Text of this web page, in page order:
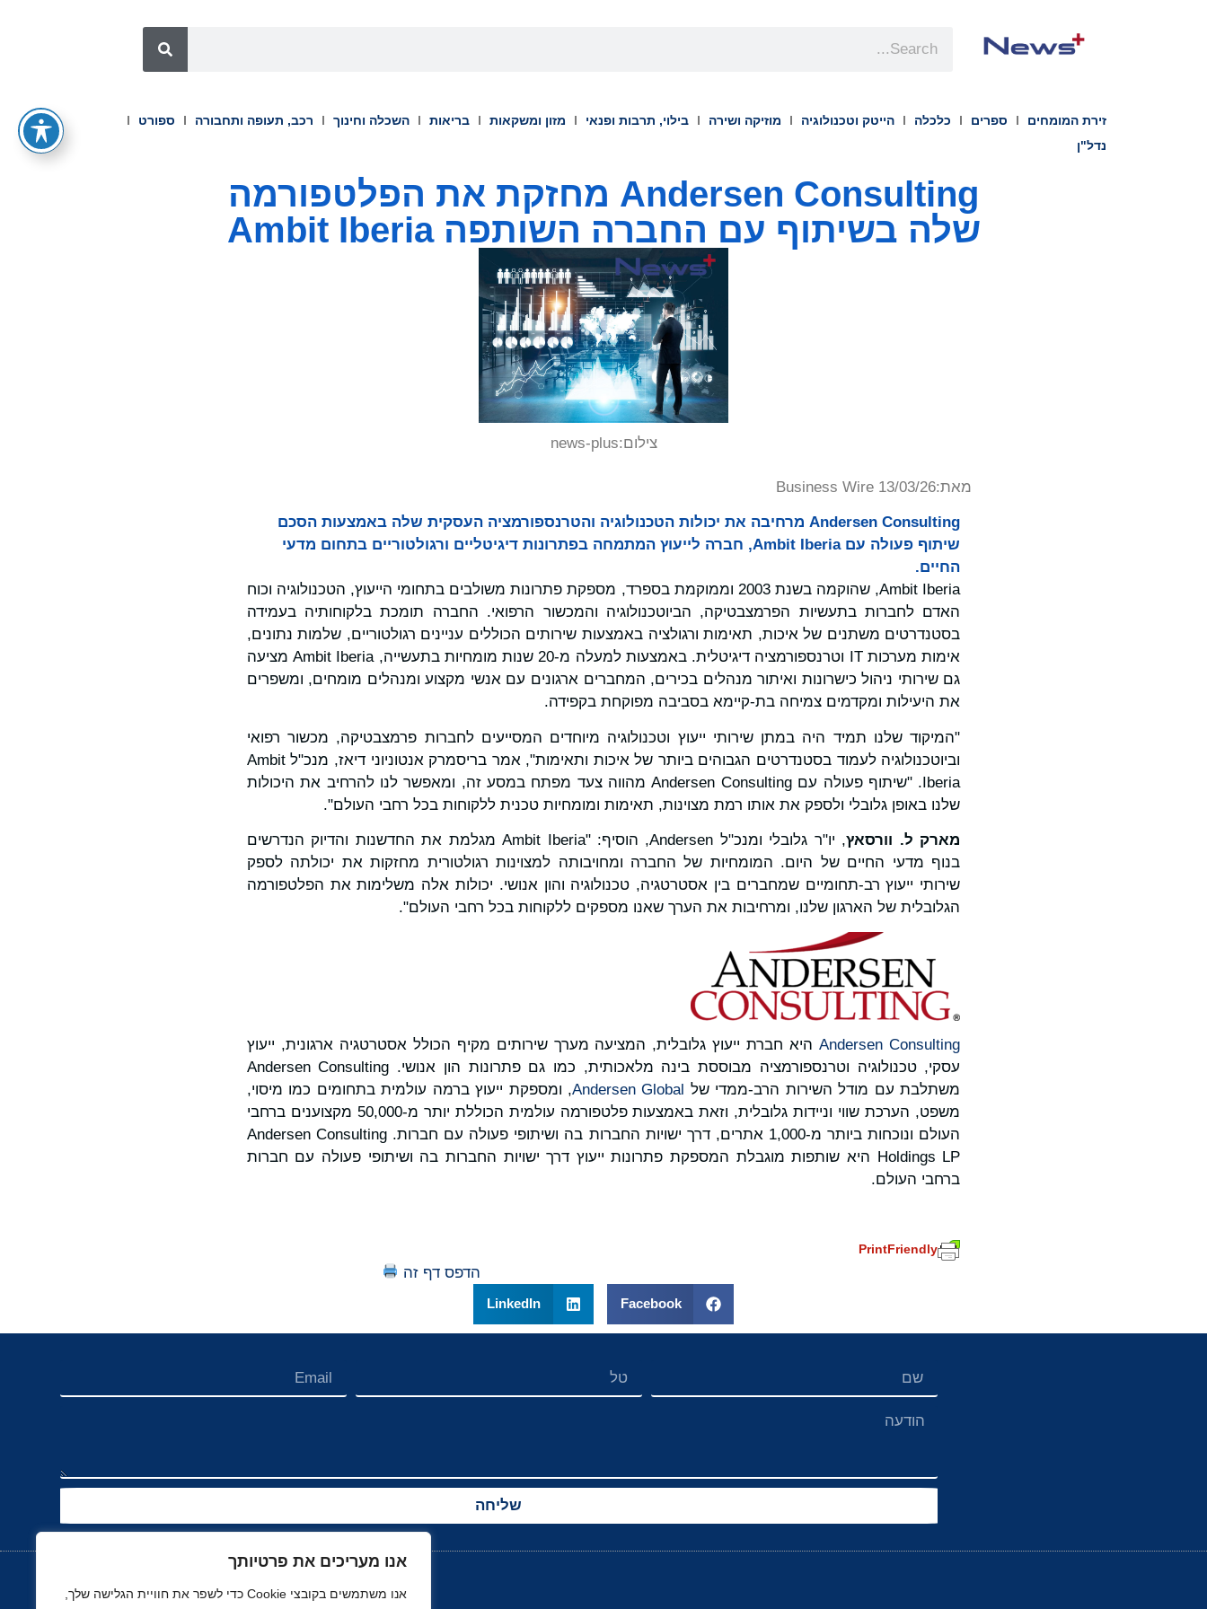
אנו מעריכים את פרטיותך
אנו משתמשים בקובצי Cookie כדי לשפר את חוויית הגלישה שלך,
זירת המומחים ספרים כלכלה הייטק וטכנולוגיה מוזיקה ושירה בילוי, תרבות ופנאי מזון ומשקאות בריאות השכלה וחינוך רכב, תעופה ותחבורה
ספורט
נדל"ן
Andersen Consulting מחזקת את הפלטפורמה
שלה בשיתוף עם החברה השותפה Ambit Iberia
צילום:news-plus
מאת:Business Wire 13/03/26
Andersen Consulting מרחיבה את יכולות הטכנולוגיה והטרנספורמציה העסקית שלה באמצעות הסכם
שיתוף פעולה עם Ambit Iberia, חברה לייעוץ המתמחה בפתרונות דיגיטליים ורגולטוריים בתחום מדעי
החיים.
Ambit Iberia, שהוקמה בשנת 2003 וממוקמת בספרד, מספקת פתרונות משולבים בתחומי הייעוץ, הטכנולוגיה וכוח
האדם לחברות בתעשיות הפרמצבטיקה, הביוטכנולוגיה והמכשור הרפואי. החברה תומכת בלקוחותיה בעמידה
בסטנדרטים משתנים של איכות, תאימות ורגולציה באמצעות שירותים הכוללים עניינים רגולטוריים, שלמות נתונים,
אימות מערכות IT וטרנספורמציה דיגיטלית. באמצעות למעלה מ‑20 שנות מומחיות בתעשייה, Ambit Iberia מציעה
גם שירותי ניהול כישרונות ואיתור מנהלים בכירים, המחברים ארגונים עם אנשי מקצוע ומנהלים מומחים, ומשפרים
את היעילות ומקדמים צמיחה בת‑קיימא בסביבה מפוקחת בקפידה.
"המיקוד שלנו תמיד היה במתן שירותי ייעוץ וטכנולוגיה מיוחדים המסייעים לחברות פרמצבטיקה, מכשור רפואי
וביוטכנולוגיה לעמוד בסטנדרטים הגבוהים ביותר של איכות ותאימות", אמר בריסמרק אנטוניוני דיאז, מנכ"ל Ambit
Iberia. "שיתוף פעולה עם Andersen Consulting מהווה צעד מפתח במסע זה, ומאפשר לנו להרחיב את היכולות
שלנו באופן גלובלי ולספק את אותו רמת מצוינות, תאימות ומומחיות טכנית ללקוחות בכל רחבי העולם".
מארק ל. וורסאץ
, יו"ר גלובלי ומנכ"ל Andersen, הוסיף: "Ambit Iberia מגלמת את החדשנות והדיוק הנדרשים
בנוף מדעי החיים של היום. המומחיות של החברה ומחויבותה למצוינות רגולטורית מחזקות את יכולתה לספק
שירותי ייעוץ רב-תחומיים שמחברים בין אסטרטגיה, טכנולוגיה והון אנושי. יכולות אלה משלימות את הפלטפורמה
הגלובלית של הארגון שלנו, ומרחיבות את הערך שאנו מספקים ללקוחות בכל רחבי העולם".
Andersen Consultingהיא חברת ייעוץ גלובלית, המציעה מערך שירותים מקיף הכולל אסטרטגיה ארגונית, ייעוץ
עסקי, טכנולוגיה וטרנספורמציה מבוססת בינה מלאכותית, כמו גם פתרונות הון אנושי. Andersen Consulting
משתלבת עם מודל השירות הרב-ממדי של Andersen Global, ומספקת ייעוץ ברמה עולמית בתחומים כמו מיסוי,
משפט, הערכת שווי וניידות גלובלית, וזאת באמצעות פלטפורמה עולמית הכוללת יותר מ-50,000 מקצוענים ברחבי
העולם ונוכחות ביותר מ-1,000 אתרים, דרך ישויות החברות בה ושיתופי פעולה עם חברות. Andersen Consulting
Holdings LP היא שותפות מוגבלת המספקת פתרונות ייעוץ דרך ישויות החברות בה ושיתופי פעולה עם חברות
ברחבי העולם.
PrintFriendly
הדפס דף זה
Facebook
LinkedIn
שליחה